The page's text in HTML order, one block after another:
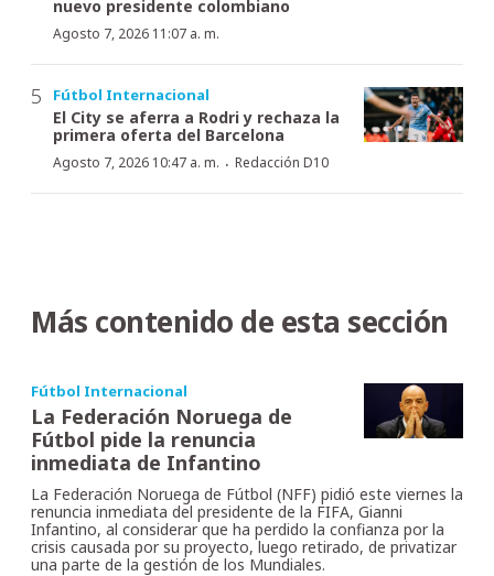
nuevo presidente colombiano
Agosto 7, 2026 11:07 a. m.
Fútbol Internacional
El City se aferra a Rodri y rechaza la
primera oferta del Barcelona
Agosto 7, 2026 10:47 a. m. · Redacción D10
Más contenido de esta sección
Fútbol Internacional
La Federación Noruega de
Fútbol pide la renuncia
inmediata de Infantino
La Federación Noruega de Fútbol (NFF) pidió este viernes la
renuncia inmediata del presidente de la FIFA, Gianni
Infantino, al considerar que ha perdido la confianza por la
crisis causada por su proyecto, luego retirado, de privatizar
una parte de la gestión de los Mundiales.